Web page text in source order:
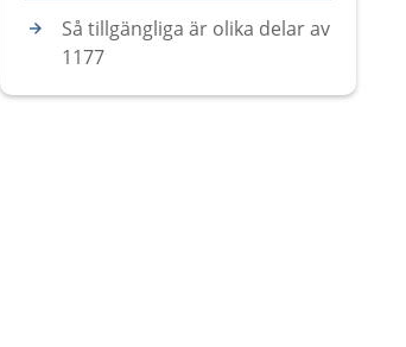
Så tillgängliga är olika delar av
1177